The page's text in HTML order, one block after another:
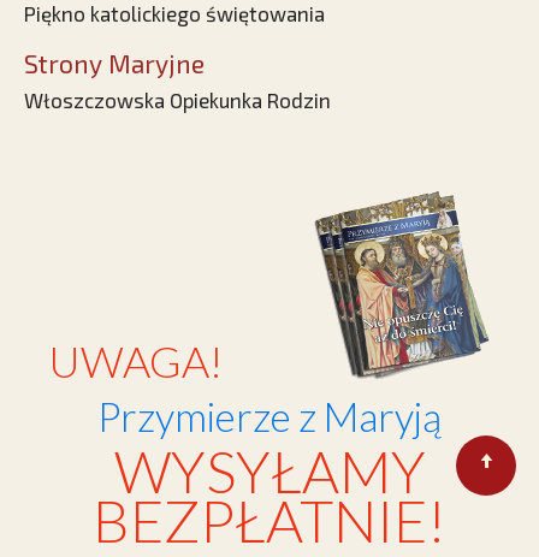
Piękno katolickiego świętowania
Strony Maryjne
Włoszczowska Opiekunka Rodzin
UWAGA!
Przymierze z Maryją
WYSYŁAMY
BEZPŁATNIE!